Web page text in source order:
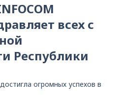
всех с
Республики
огромных успехов в